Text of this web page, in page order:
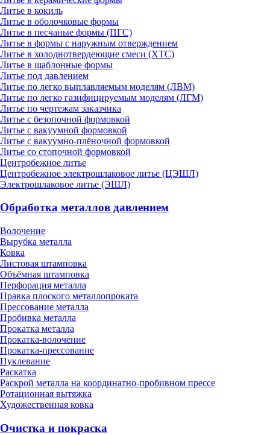
Литье в кокиль
Литье в оболочковые формы
Литье в песчаные формы (ПГС)
Литье в формы с наружным отверждением
Литье в холоднотвердеющие смеси (ХТС)
Литье в шаблонные формы
Литье под давлением
Литье по легко выплавляемым моделям (ЛВМ)
Литье по легко газифицируемым моделям (ЛГМ)
Литье по чертежам заказчика
Литье с безопочной формовкой
Литье с вакуумной формовкой
Литье с вакуумно-плёночной формовкой
Литье со стопочной формовкой
Центробежное литье
Центробежное электрошлаковое литье (ЦЭШЛ)
Электрошлаковое литье (ЭШЛ)
Обработка металлов давлением
Волочение
Вырубка металла
Ковка
Листовая штамповка
Объёмная штамповка
Перфорация металла
Правка плоского металлопроката
Прессование металла
Пробивка металла
Прокатка металла
Прокатка-волочение
Прокатка-прессование
Пуклевание
Раскатка
Раскрой металла на координатно-пробивном прессе
Ротационная вытяжка
Художественная ковка
Очистка и покраска